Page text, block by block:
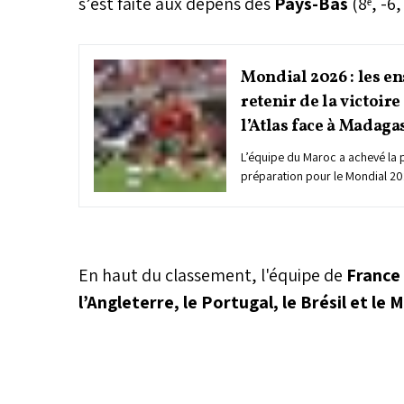
Mondial 2026 : les
retenir de la victoire
l’Atlas face à
L’équipe du Maroc a achevé la
préparation pour le Mondial
trouver ses repères et à
philosophie de jeu du
Mohamed Ouahbi. Ce succès
En haut du classement, l'équipe de France
l’Angleterre, le Portugal, le Brésil et le